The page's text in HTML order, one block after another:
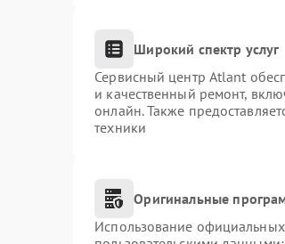
Широкий спектр услуг
Сервисный центр Atlant
и качественный ремонт,
онлайн. Также
техники
Оригинальные
Использование